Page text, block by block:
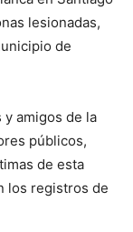
lesionadas,
de
amigos de la
públicos,
de esta
los registros de